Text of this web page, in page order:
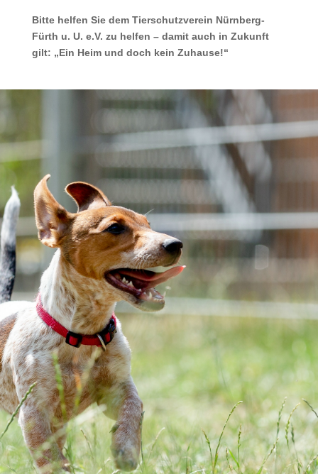
Bitte helfen Sie dem Tierschutzverein Nürnberg-
Fürth u. U. e.V. zu helfen – damit auch in Zukunft
gilt: „Ein Heim und doch kein Zuhause!“